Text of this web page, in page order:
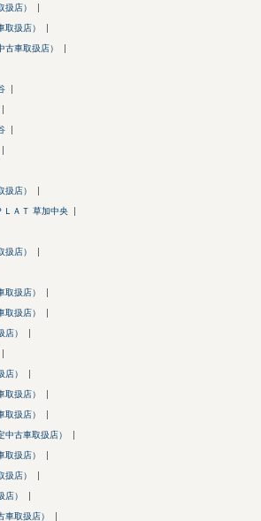
店）
扱店）
車取扱店）
店）
ＡＴ 草加中央
店）
扱店）
扱店）
）
）
扱店）
扱店）
古車取扱店）
扱店）
店）
）
取扱店）